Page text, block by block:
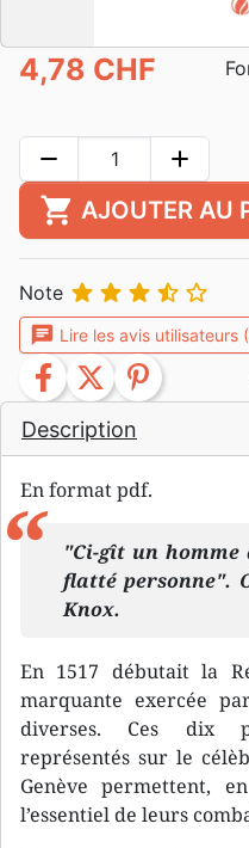
Description
En format pdf.
"Ci-gît un
flatté personne".
Knox.
En 1517 débutait la
marquante exercée
diverses. Ces dix
représentés sur le
Genève permettent,
l’essentiel de leurs
4,78 CHF
remove add
shopping_cart AJOUTER AU
Note     
chat Lire les avis utilisateurs
facebook twitter pinterest